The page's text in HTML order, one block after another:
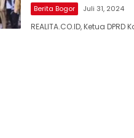
Berita Bogor Juli 31, 2024
REALITA.CO.ID, Ketua